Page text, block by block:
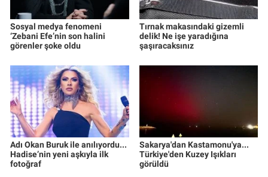
Sosyal medya fenomeni
‘Zebani Efe’nin son halini
görenler şoke oldu
Tırnak makasındaki gizemli
delik! Ne işe yaradığına
şaşıracaksınız
Adı Okan Buruk ile anılıyordu...
Hadise’nin yeni aşkıyla ilk
fotoğraf
Sakarya'dan Kastamonu'ya...
Türkiye'den Kuzey Işıkları
görüldü